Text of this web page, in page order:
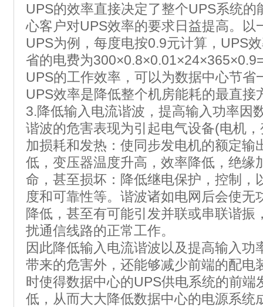
UPS的效率直接决定了整个UPS系统的
心客户对UPS效率的要求日益提高。以
UPS为例，每度电按0.9元计算，UPS
省的电费为
UPS的工作效率，可以为数据中心节省
UPS效率是降低整个机房能耗的最直接
3.降低输入电流谐波，提高输入功率因
谐波的危害表现为引起电气设备(电机
加损耗和发热：使同步发电机的额定输
低，变压器温度升高，效率降低，绝缘
命，甚至损坏：降低继电保护，控制，
度和可靠性等。谐波诸如电网后会使无
降低，甚至有可能引发并联或串联谐振
扰通信线路的正常工作。
因此降低输入电流谐波以及提高输入功
带来的危害外，还能够减少前端的配电
时使得数据中心的UPS供电系统的前端
低，从而大大降低数据中心的电源系统